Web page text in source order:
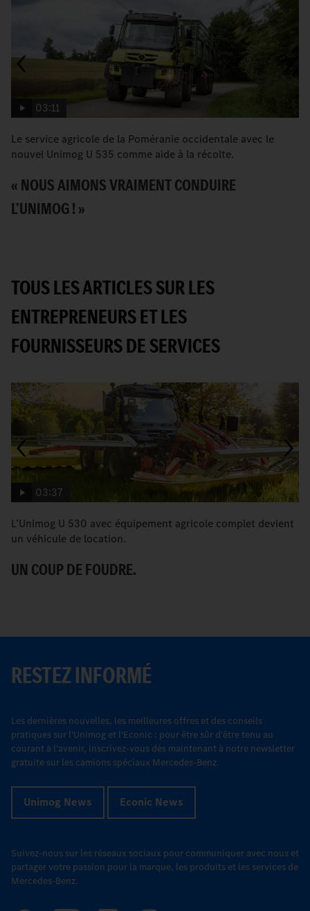
03:11
Le service agricole de la Poméranie occidentale avec le
nouvel Unimog U 535 comme aide à la récolte.
« NOUS AIMONS VRAIMENT CONDUIRE
L’UNIMOG ! »
TOUS LES ARTICLES SUR LES
ENTREPRENEURS ET LES
FOURNISSEURS DE SERVICES
03:37
L’Unimog U 530 avec équipement agricole complet devient
un véhicule de location.
UN COUP DE FOUDRE.
RESTEZ INFORMÉ
Les dernières nouvelles, les meilleures offres et des conseils
pratiques sur l'Unimog et l'Econic : pour être sûr d'être tenu au
courant à l'avenir, inscrivez-vous dès maintenant à notre newsletter
gratuite sur les camions spéciaux Mercedes-Benz.
Unimog News Econic News
Suivez-nous sur les réseaux sociaux pour communiquer avec nous et
partager votre passion pour la marque, les produits et les services de
Mercedes-Benz.